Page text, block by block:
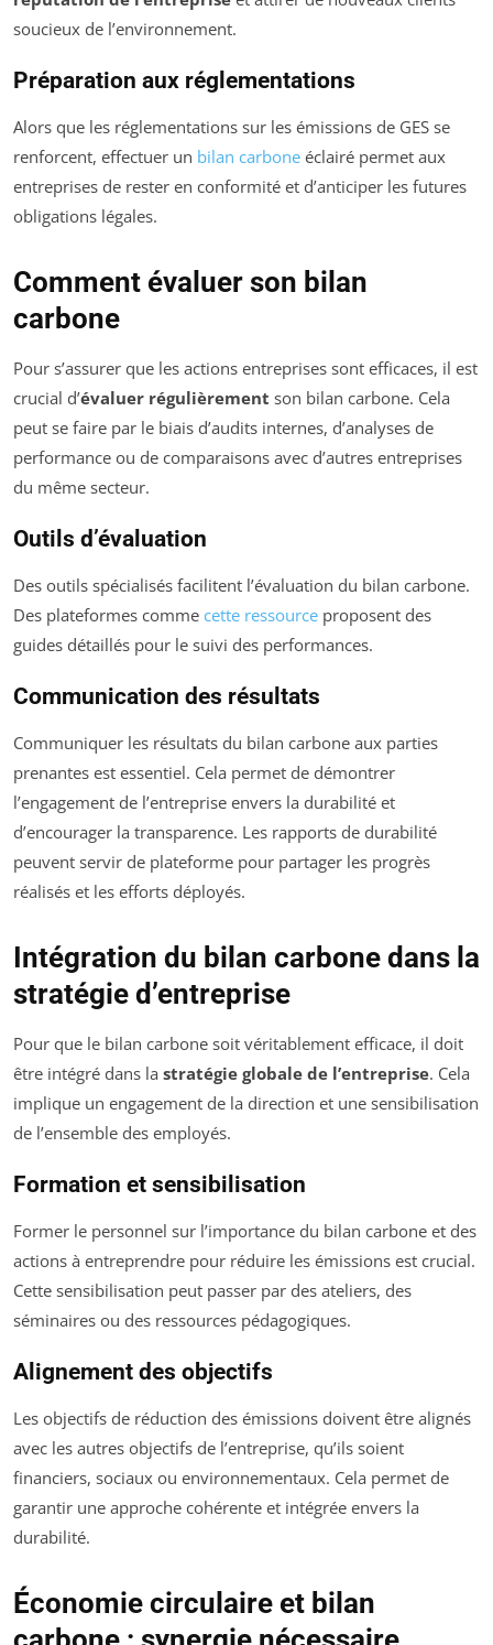
soucieux de l’environnement.
Préparation aux réglementations
Alors que les réglementations sur les émissions de GES se
renforcent, effectuer un bilan carbone éclairé permet aux
entreprises de rester en conformité et d’anticiper les futures
obligations légales.
Comment évaluer son bilan
carbone
Pour s’assurer que les actions entreprises sont efficaces, il est
crucial d’évaluer régulièrement son bilan carbone. Cela
peut se faire par le biais d’audits internes, d’analyses de
performance ou de comparaisons avec d’autres entreprises
du même secteur.
Outils d’évaluation
Des outils spécialisés facilitent l’évaluation du bilan carbone.
Des plateformes comme cette ressource proposent des
guides détaillés pour le suivi des performances.
Communication des résultats
Communiquer les résultats du bilan carbone aux parties
prenantes est essentiel. Cela permet de démontrer
l’engagement de l’entreprise envers la durabilité et
d’encourager la transparence. Les rapports de durabilité
peuvent servir de plateforme pour partager les progrès
réalisés et les efforts déployés.
Intégration du bilan carbone dans la
stratégie d’entreprise
Pour que le bilan carbone soit véritablement efficace, il doit
être intégré dans la stratégie globale de l’entreprise. Cela
implique un engagement de la direction et une sensibilisation
de l’ensemble des employés.
Formation et sensibilisation
Former le personnel sur l’importance du bilan carbone et des
actions à entreprendre pour réduire les émissions est crucial.
Cette sensibilisation peut passer par des ateliers, des
séminaires ou des ressources pédagogiques.
Alignement des objectifs
Les objectifs de réduction des émissions doivent être alignés
avec les autres objectifs de l’entreprise, qu’ils soient
financiers, sociaux ou environnementaux. Cela permet de
garantir une approche cohérente et intégrée envers la
durabilité.
Économie circulaire et bilan